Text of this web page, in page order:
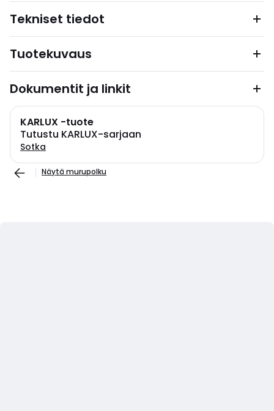
Tekniset tiedot
Tuotekuvaus
Dokumentit ja linkit
KARLUX -tuote
Tutustu KARLUX-sarjaan
Sotka
Näytä murupolku